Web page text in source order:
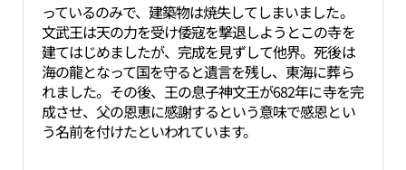
っているのみで、建築物は焼失してしまいました。
文武王は天の力を受け倭寇を撃退しようとこの寺を
建てはじめましたが、完成を見ずして他界。死後は
海の龍となって国を守ると遺言を残し、東海に葬ら
れました。その後、王の息子神文王が682年に寺を完
成させ、父の恩恵に感謝するという意味で感恩とい
う名前を付けたといわれています。